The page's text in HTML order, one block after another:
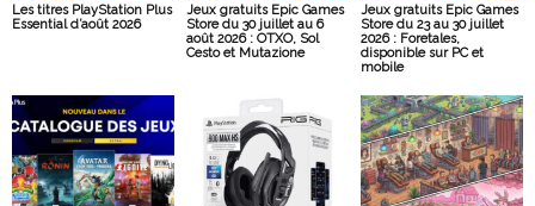
Les titres PlayStation Plus
Essential d’août 2026
Jeux gratuits Epic Games
Store du 30 juillet au 6
août 2026 : OTXO, Sol
Cesto et Mutazione
Jeux gratuits Epic Games
Store du 23 au 30 juillet
2026 : Foretales,
disponible sur PC et
mobile